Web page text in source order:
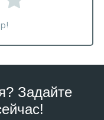
Задайте